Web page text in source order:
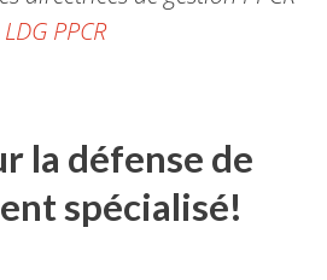
LDG PPCR
la défense de
spécialisé!